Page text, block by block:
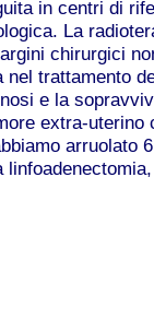
in centri di
La
chirurgici
nel trattamento
e la
extra-
arruolato